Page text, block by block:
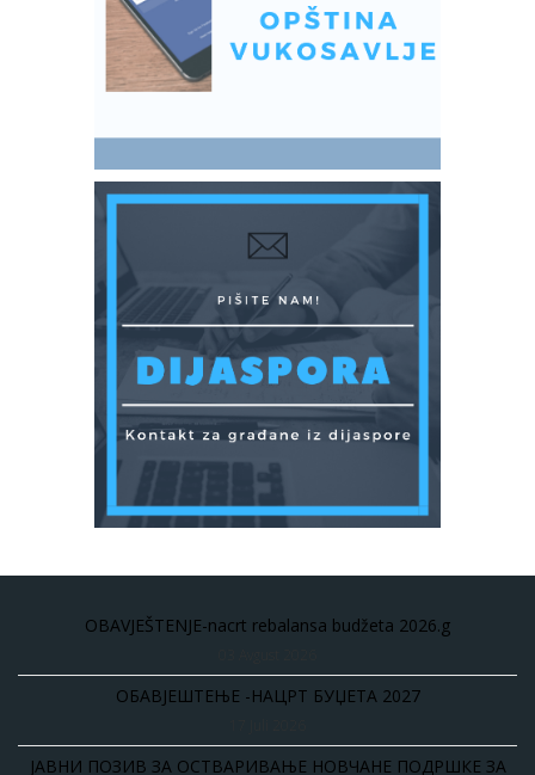
OBAVJEŠTENJE-nacrt rebalansa budžeta 2026.g
ОБАВЈЕШТЕЊЕ -НАЦРТ БУЏЕТА 2027
ЈАВНИ ПОЗИВ ЗА ОСТВАРИВАЊЕ НОВЧАНЕ ПОДРШКЕ ЗА